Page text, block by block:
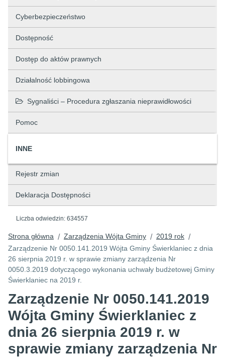
Cyberbezpieczeństwo
Dostępność
Dostęp do aktów prawnych
Działalność lobbingowa
Sygnaliści – Procedura zgłaszania nieprawidłowości
Pomoc
INNE
Rejestr zmian
Deklaracja Dostępności
Liczba odwiedzin: 634557
Strona główna / Zarządzenia Wójta Gminy / 2019 rok /
Zarządzenie Nr 0050.141.2019 Wójta Gminy Świerklaniec z dnia
26 sierpnia 2019 r. w sprawie zmiany zarządzenia Nr
0050.3.2019 dotyczącego wykonania uchwały budżetowej Gminy
Świerklaniec na 2019 r.
Zarządzenie Nr 0050.141.2019
Wójta Gminy Świerklaniec z
dnia 26 sierpnia 2019 r. w
sprawie zmiany zarządzenia Nr